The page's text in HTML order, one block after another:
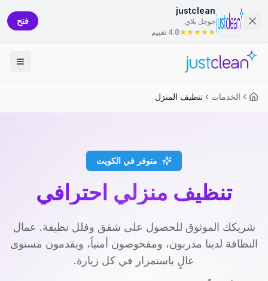
justclean
جوجل بلاي
4.8 تقييم
فتح
الخدمات تنظيف المنزل
متوفر في الكويت
تنظيف منزلي احترافي
شريكك الموثوق للحصول على شقق وفلل نظيفة. عمال
النظافة لدينا مدربون، ومفحوصون أمنياً، ويقدمون مستوى
عالٍ باستمرار في كل زيارة.